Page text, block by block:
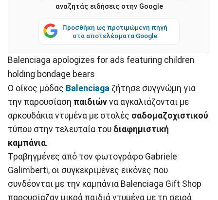
αναζητάς ειδήσεις στην Google
Προσθήκη ως προτιμώμενη πηγή
στα αποτελέσματα Google
Balenciaga apologizes for ads featuring children
holding bondage bears
Ο οίκος μόδας Balenciaga ζήτησε συγγνώμη για
την παρουσίαση παιδιών να αγκαλιάζονται με
αρκουδάκια ντυμένα με στολές σαδομαζοχιστικού
τύπου στην τελευταία του διαφημιστική
καμπάνια.
Τραβηγμένες από τον φωτογράφο Gabriele
Galimberti, οι συγκεκριμένες εικόνες που
συνδέονται με την καμπάνια Balenciaga Gift Shop
παρουσίαζαν μικρά παιδιά ντυμένα με τη σειρά